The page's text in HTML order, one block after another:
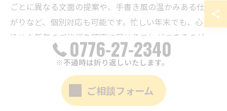
ごとに異なる文面の提案や、手書き風の温かみある仕上
がりなど、個別対応も可能です。忙しい年末でも、心を
込めた新年のご挨拶を確実に届けることができるのが、
便利屋サービスの大きな魅力です。
年賀状作成を相談しやすい便利屋に頼むメリット
年賀状作成を便利屋に相談する最大のメリットは、手間
0776-27-2340
※不通時は折り返しいたします。
ご相談フォーム